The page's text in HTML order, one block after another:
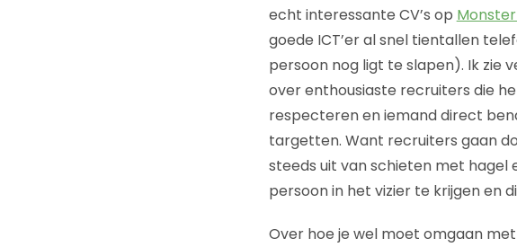
echt interessante CV’s op
goede ICT’er al snel tientallen
persoon nog ligt te slapen). Ik zie
over enthousiaste recruiters die
respecteren en iemand direct
targetten. Want recruiters gaan
steeds uit van schieten met hagel
persoon in het vizier te krijgen en
Over hoe je wel moet omgaan